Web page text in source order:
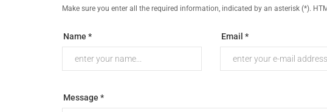
Make sure you enter all the required information, indicated by an asterisk (*).
Name * Email *
Message *